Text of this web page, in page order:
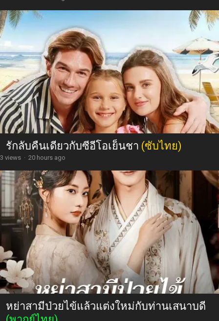
รักลับคืนเดียวกับซีอีโอเย็นชา (ซับไทย)
3 views · 20 hours ago
หย่าสามีป่วยไข้แล้วแต่งใหม่กับท่านเสนาบดี